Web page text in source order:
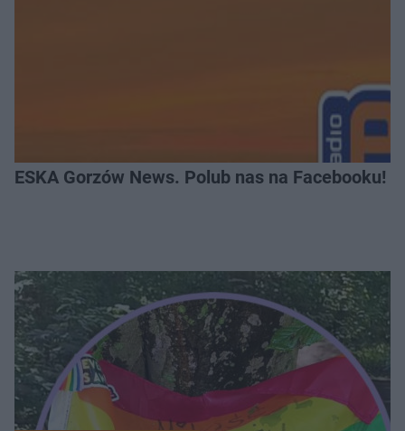
ESKA Gorzów News. Polub nas na Facebooku!